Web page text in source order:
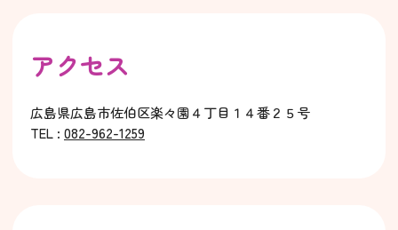
アクセス
広島県広島市佐伯区楽々園４丁目１４番２５号
TEL : 082-962-1259